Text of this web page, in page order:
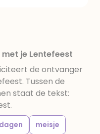
je Lentefeest
de ontvanger
Tussen de
staat de tekst:
meisje